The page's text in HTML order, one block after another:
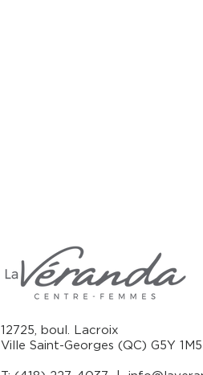
12725, boul. Lacroix
Ville Saint-Georges (QC) G5Y 1M5